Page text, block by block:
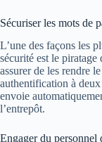
Sécuriser les mots de
L’une des façons les
sécurité est le piratage
assurer de les rendre
authentification à
envoie
l’entrepôt.
Engager du personnel